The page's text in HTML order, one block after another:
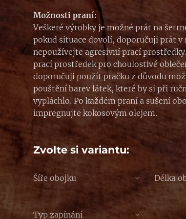
Možnosti praní:
Veškeré výrobky je možné prát na
pokud situace dovolí, doporučuji prát v
nepoužívejte agresivní prací
prací prostředek pro choulostivé
doporučuji použít pračku z důvodu
pouštění barev látek, které by si při
vypláchlo. Po každém praní a sušení
impregnujte kokosovým olejem.
Zvolte si variantu:
Šíře obojku Délka
Typ zapínání